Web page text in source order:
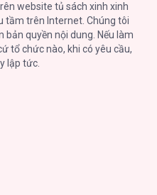
Hệ
website tủ sách xinh xinh
tầm trên Internet. Chúng tôi
bản quyền nội dung. Nếu làm
tổ chức nào, khi có yêu cầu,
lập tức.